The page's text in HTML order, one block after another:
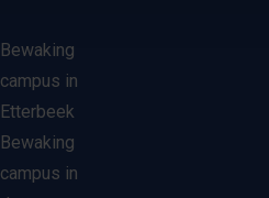
Bewaking
campus in
Etterbeek
Bewaking
campus in